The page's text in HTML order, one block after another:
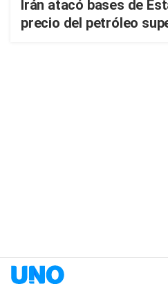
Irán atacó bases de
precio del petróleo